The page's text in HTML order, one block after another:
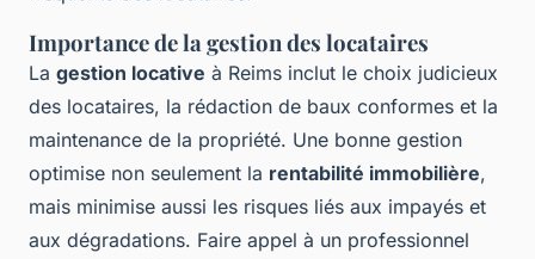
Importance de la gestion des locataires
La gestion locative à Reims inclut le choix judicieux
des locataires, la rédaction de baux conformes et la
maintenance de la propriété. Une bonne gestion
optimise non seulement la rentabilité immobilière,
mais minimise aussi les risques liés aux impayés et
aux dégradations. Faire appel à un professionnel